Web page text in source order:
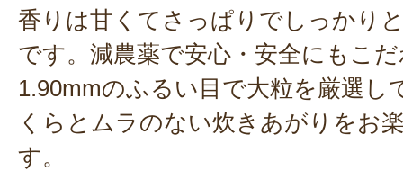
香りは甘くてさっぱりでしっかり
です。減農薬で安心・安全にもこ
1.90mmのふるい目で大粒を厳選し
くらとムラのない炊きあがりをお
す。